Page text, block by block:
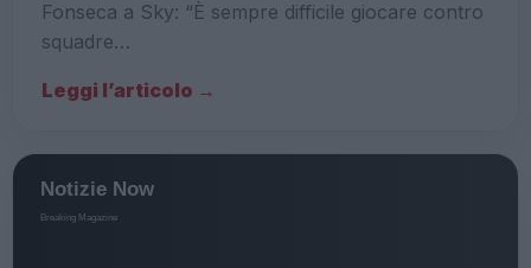
Fonseca a Sky: “È sempre difficile giocare contro
squadre…
Leggi l’articolo →